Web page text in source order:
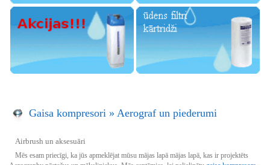
Gaisa kompresori » Aerograf un piederumi
Airbrush un aksesuāri
Mēs esam priecīgi, ka jūs apmeklējat mūsu mājas lapā mājas lapā, kas ir projektēts